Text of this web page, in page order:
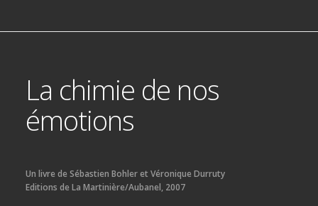
La chimie de nos
émotions
Un livre de Sébastien Bohler et Véronique Durruty
Editions de La Martinière/Aubanel, 2007